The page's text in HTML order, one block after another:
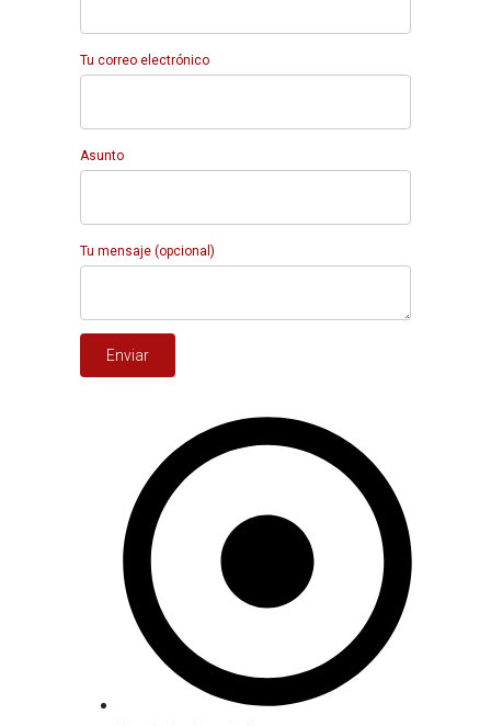
Tu correo electrónico
Asunto
Tu mensaje (opcional)